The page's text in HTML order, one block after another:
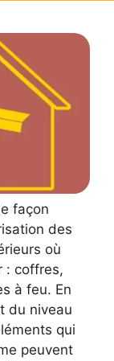
façon
des
où
: coffres,
à feu. En
du niveau
qui
peuvent